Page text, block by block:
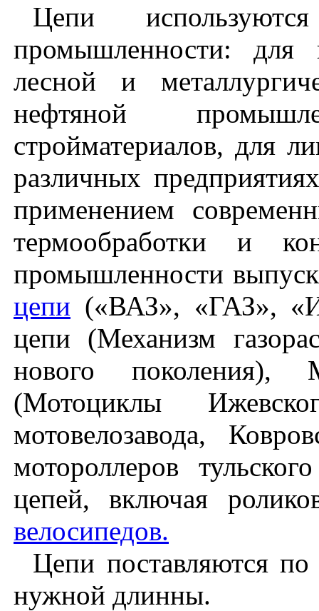
Цепи
промышленности: для
лесной и
нефтяной
стройматериалов, для
различных
применением
термообработки и
промышленности
цепи («ВАЗ», «ГАЗ»,
цепи (Механизм
нового поколения),
(Мотоциклы
мотовелозавода,
мотороллеров
цепей, включая
велосипедов.
Цепи поставляются по
нужной длинны.